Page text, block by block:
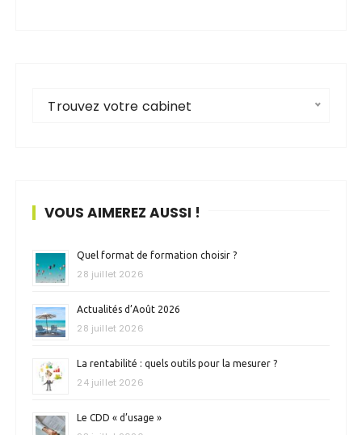
Trouvez votre cabinet
VOUS AIMEREZ AUSSI !
Quel format de formation choisir ?
28 juillet 2026
Actualités d’Août 2026
28 juillet 2026
La rentabilité : quels outils pour la mesurer ?
24 juillet 2026
Le CDD « d’usage »